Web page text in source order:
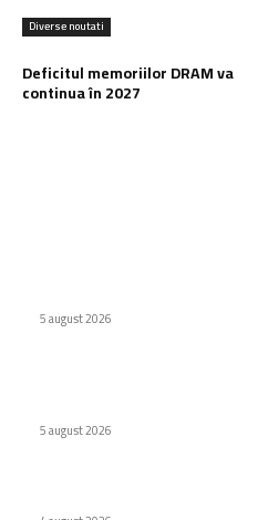
Diverse noutati
Deficitul memoriilor DRAM va
continua în 2027
5 august 2026
5 august 2026